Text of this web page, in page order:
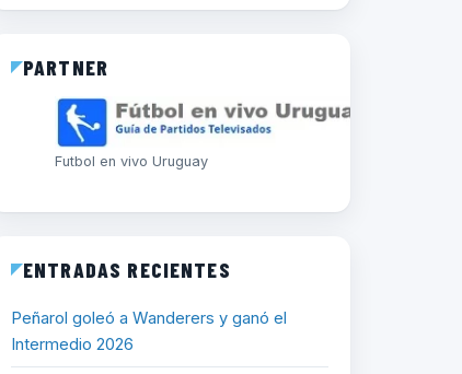
PARTNER
Futbol en vivo Uruguay
ENTRADAS RECIENTES
Peñarol goleó a Wanderers y ganó el
Intermedio 2026